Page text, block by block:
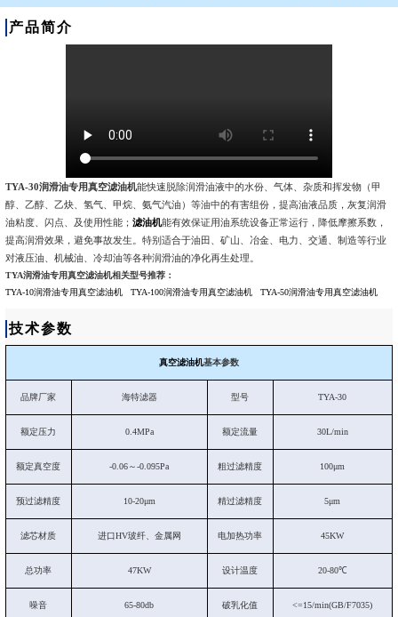
产品简介
TYA-30润滑油专用真空滤油机能快速脱除润滑油液中的水份、气体、杂质和挥发物（甲
醇、乙醇、乙炔、氢气、甲烷、氨气汽油）等油中的有害组份，提高油液品质，灰复润滑
油粘度、闪点、及使用性能； 滤油机能有效保证用油系统设备正常运行，降低摩擦系数，
提高润滑效果，避免事故发生。特别适合于油田、矿山、冶金、电力、交通、制造等行业
对液压油、机械油、冷却油等各种润滑油的净化再生处理。
TYA润滑油专用真空滤油机相关型号推荐：
TYA-10润滑油专用真空滤油机
TYA-100润滑油专用真空滤油机 TYA-50润滑油专用真空滤油机
技术参数
真空滤油机基本参数
品牌厂家 海特滤器 型号 TYA-30
额定压力 0.4MPa 额定流量 30L/min
额定真空度 -0.06～-0.095Pa 粗过滤精度 100μm
预过滤精度 10-20μm 精过滤精度 5μm
滤芯材质 进口HV玻纤、金属网 电加热功率 45KW
总功率 47KW 设计温度 20-80℃
噪音 65-80db 破乳化值 <=15/min(GB/F7035)